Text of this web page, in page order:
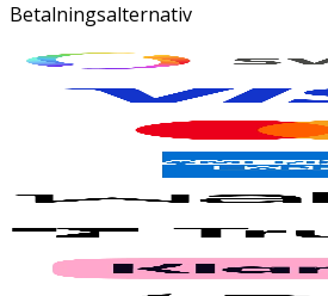
Betalningsalternativ